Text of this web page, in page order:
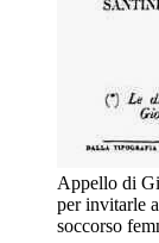
Appello di
per invitarle
soccorso